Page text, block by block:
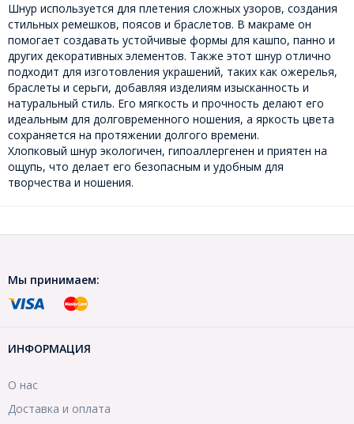
Шнур используется для плетения сложных узоров, создания
стильных ремешков, поясов и браслетов. В макраме он
помогает создавать устойчивые формы для кашпо, панно и
других декоративных элементов. Также этот шнур отлично
подходит для изготовления украшений, таких как ожерелья,
браслеты и серьги, добавляя изделиям изысканность и
натуральный стиль. Его мягкость и прочность делают его
идеальным для долговременного ношения, а яркость цвета
сохраняется на протяжении долгого времени.
Хлопковый шнур экологичен, гипоаллергенен и приятен на
ощупь, что делает его безопасным и удобным для
творчества и ношения.
Мы принимаем:
ИНФОРМАЦИЯ
О нас
Доставка и оплата